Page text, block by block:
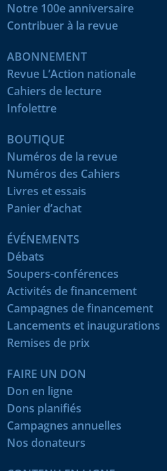
Notre 100e anniversaire
Contribuer à la revue
ABONNEMENT
Revue L’Action nationale
Cahiers de lecture
Infolettre
BOUTIQUE
Numéros de la revue
Numéros des Cahiers
Livres et essais
Panier d’achat
ÉVÉNEMENTS
Débats
Soupers-conférences
Activités de financement
Campagnes de financement
Lancements et inaugurations
Remises de prix
FAIRE UN DON
Don en ligne
Dons planifiés
Campagnes annuelles
Nos donateurs